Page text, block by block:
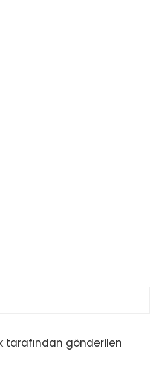
tarafından gönderilen